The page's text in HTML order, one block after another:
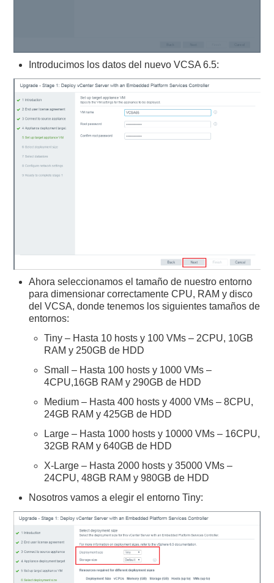
Introducimos los datos del nuevo VCSA 6.5:
Ahora seleccionamos el tamaño de nuestro entorno
para dimensionar correctamente CPU, RAM y disco
del VCSA, donde tenemos los siguientes tamaños de
entornos:
Tiny – Hasta 10 hosts y 100 VMs – 2CPU, 10GB
RAM y 250GB de HDD
Small – Hasta 100 hosts y 1000 VMs –
4CPU,16GB RAM y 290GB de HDD
Medium – Hasta 400 hosts y 4000 VMs – 8CPU,
24GB RAM y 425GB de HDD
Large – Hasta 1000 hosts y 10000 VMs – 16CPU,
32GB RAM y 640GB de HDD
X-Large – Hasta 2000 hosts y 35000 VMs –
24CPU, 48GB RAM y 980GB de HDD
Nosotros vamos a elegir el entorno Tiny: